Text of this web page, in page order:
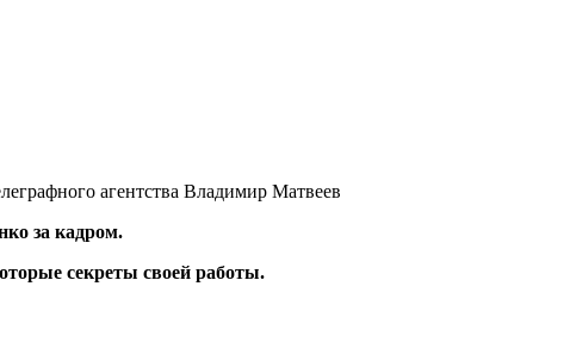
агентства Владимир Матвеев
за кадром.
секреты своей работы.